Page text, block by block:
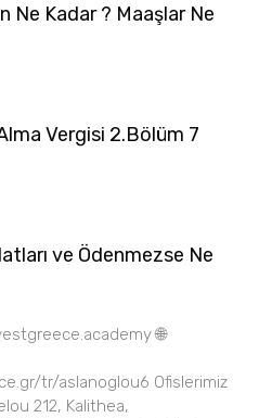
Ne Kadar ? Maaşlar Ne
Vergisi 2.Bölüm 7
ve Ödenmezse Ne
🌐
tr/aslanoglou6 Ofislerimiz
212, Kalithea,